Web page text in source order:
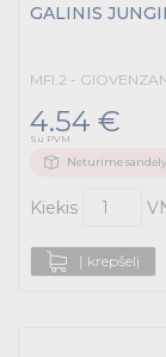
GALINIS
MFI.2 -
4.54 €
Su PVM
Neturime
Kiekis
Į krepšelį